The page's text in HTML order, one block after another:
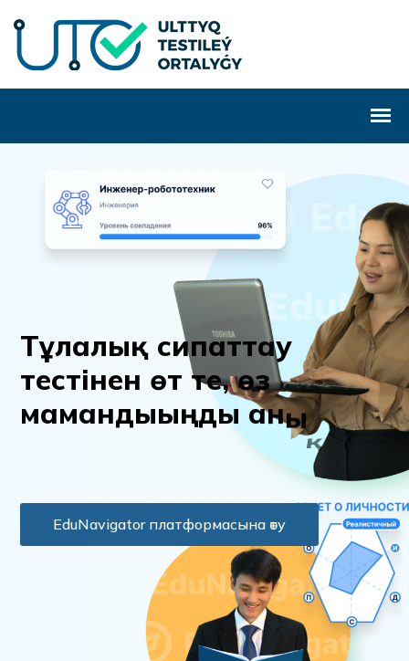
Тұлалық сипаттау
тестінен өт те, өз
мамандыыңды анықта
EduNavigator платформасына өту